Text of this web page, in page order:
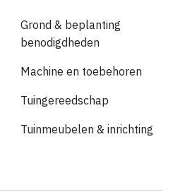
Grond & beplanting
benodigdheden
Machine en toebehoren
Tuingereedschap
Tuinmeubelen & inrichting